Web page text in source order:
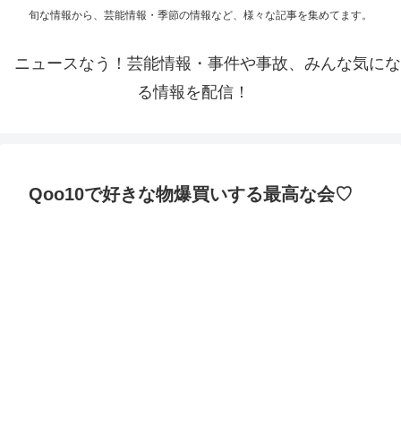
旬な情報から、芸能情報・季節の情報など、様々な記事を集めてます。
ニュースなう！芸能情報・事件や事故、みんな気にな
る情報を配信！
Qoo10で好きな物爆買いする最高な会♡